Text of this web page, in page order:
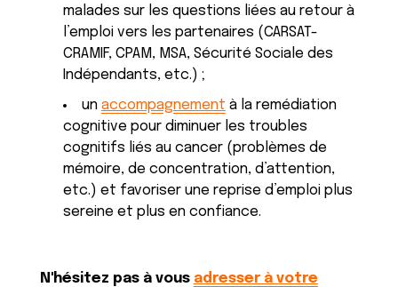
malades sur les questions liées au retour à
l’emploi vers les partenaires (CARSAT-
CRAMIF, CPAM, MSA, Sécurité Sociale des
Indépendants, etc.) ;
un accompagnement à la remédiation
cognitive pour diminuer les troubles
cognitifs liés au cancer (problèmes de
mémoire, de concentration, d’attention,
etc.) et favoriser une reprise d’emploi plus
sereine et plus en confiance.
N'hésitez pas à vous adresser à votre